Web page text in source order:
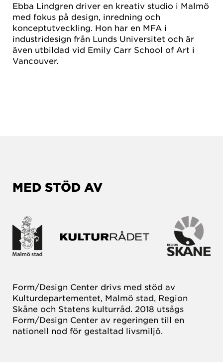
Ebba Lindgren driver en kreativ studio i Malmö
med fokus på design, inredning och
konceptutveckling. Hon har en MFA i
industridesign från Lunds Universitet och är
även utbildad vid Emily Carr School of Art i
Vancouver.
MED STÖD AV
Form/Design Center drivs med stöd av
Kulturdepartementet, Malmö stad, Region
Skåne och Statens kulturråd. 2018 utsågs
Form/Design Center av regeringen till en
nationell nod för gestaltad livsmiljö.